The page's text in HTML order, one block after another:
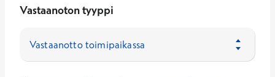
Vastaanoton tyyppi